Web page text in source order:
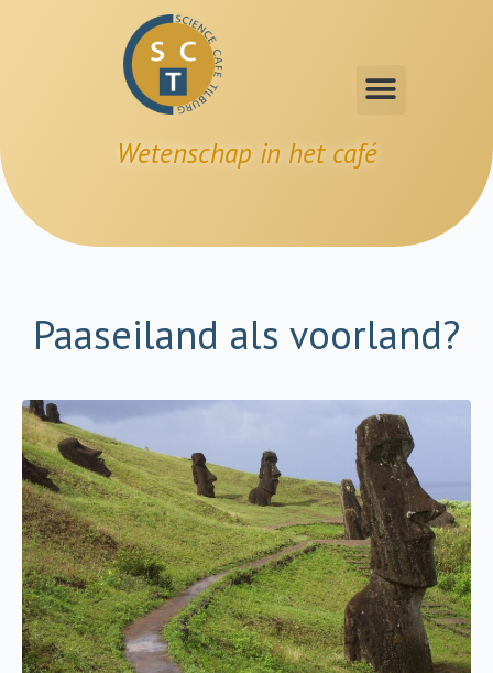
Wetenschap in het café
Paaseiland als voorland?